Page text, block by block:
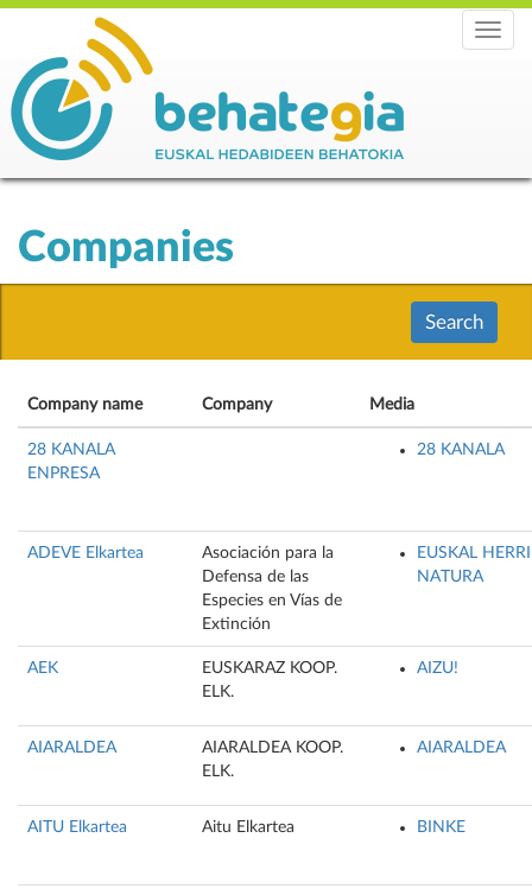
Menu
Companies
Search
Company name Company Media
28 KANALA
ENPRESA
28 KANALA
ADEVE Elkartea
Asociación para la
Defensa de las
Especies en Vías de
Extinción
EUSKAL
NATURA
AEK
EUSKARAZ KOOP.
ELK.
AIZU!
AIARALDEA
AIARALDEA KOOP.
ELK.
AIARALDEA
AITU Elkartea Aitu Elkartea BINKE